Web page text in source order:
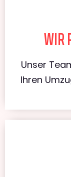
WIR
Unser
Ihren